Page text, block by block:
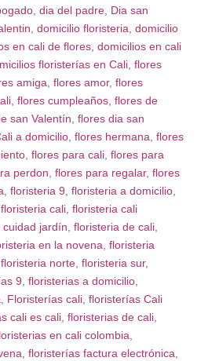
, dia del padre, Dia san
, domicilio floristeria, domicilio
en cali de flores, domicilios en cali
floristerías en Cali, flores
amiga, flores amor, flores
, flores cumpleaños, flores de
san Valentín, flores dia san
a domicilio, flores hermana, flores
, flores para cali, flores para
perdon, flores para regalar, flores
, floristeria 9, floristeria a domicilio,
floristeria cali, floristeria cali
jardín, floristeria de cali,
en la novena, floristeria
floristeria norte, floristeria sur,
9, floristerias a domicilio,
, Floristerías cali, floristerías Cali
cali es cali, floristerias de cali,
en cali colombia,
, floristerías factura electrónica,